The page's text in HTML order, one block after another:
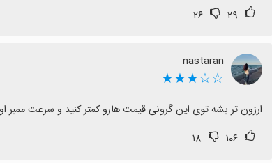
۲۹ ۲۶
nastaran
☆☆★★★
ارزون تر بشه توی این گرونی قیمت هارو کمتر کنید و سرعت ممبر
۱۰۶ ۱۸